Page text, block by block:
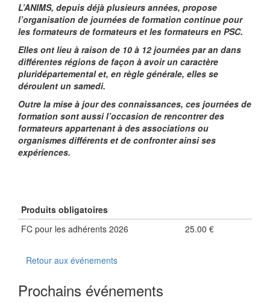
L’ANIMS, depuis déjà plusieurs années, propose
l’organisation de journées de formation continue pour
les formateurs de formateurs et les formateurs en PSC.
Elles ont lieu à raison de 10 à 12 journées par an dans
différentes régions de façon à avoir un caractère
pluridépartemental et, en règle générale, elles se
déroulent un samedi.
Outre la mise à jour des connaissances, ces journées de
formation sont aussi l’occasion de rencontrer des
formateurs appartenant à des associations ou
organismes différents et de confronter ainsi ses
expériences.
Produits obligatoires
FC pour les adhérents 2026
25.00 €
Retour aux événements
Prochains événements